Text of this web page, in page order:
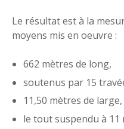
Le résultat est à la
moyens mis en oeuvre :
662 mètres de long,
soutenus par 15
11,50 mètres de large,
le tout suspendu à 11